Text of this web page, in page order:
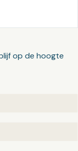
op de hoogte